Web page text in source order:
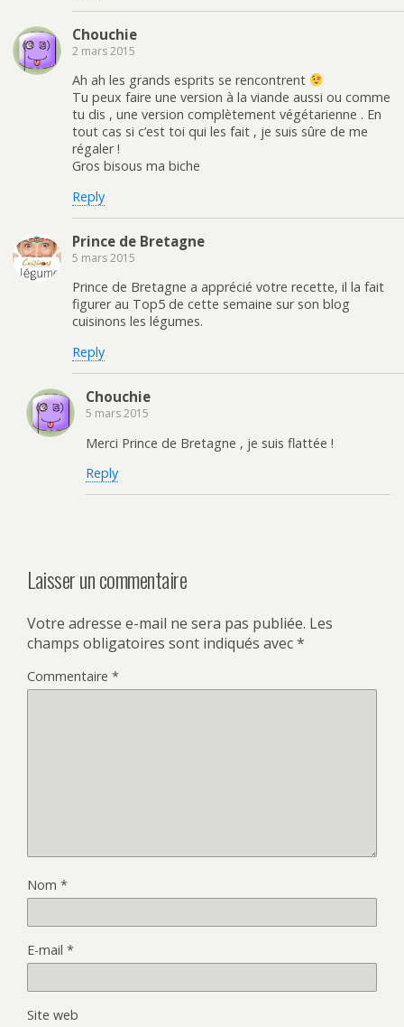
Chouchie
2 mars 2015
Ah ah les grands esprits se rencontrent
Tu peux faire une version à la viande aussi ou comme
tu dis , une version complètement végétarienne . En
tout cas si c’est toi qui les fait , je suis sûre de me
régaler !
Gros bisous ma biche
Reply
Prince de Bretagne
5 mars 2015
Prince de Bretagne a apprécié votre recette, il la fait
figurer au Top5 de cette semaine sur son blog
cuisinons les légumes.
Reply
Chouchie
5 mars 2015
Merci Prince de Bretagne , je suis flattée !
Reply
Laisser un commentaire
Votre adresse e-mail ne sera pas publiée. Les
champs obligatoires sont indiqués avec*
Commentaire *
Nom *
E-mail *
Site web